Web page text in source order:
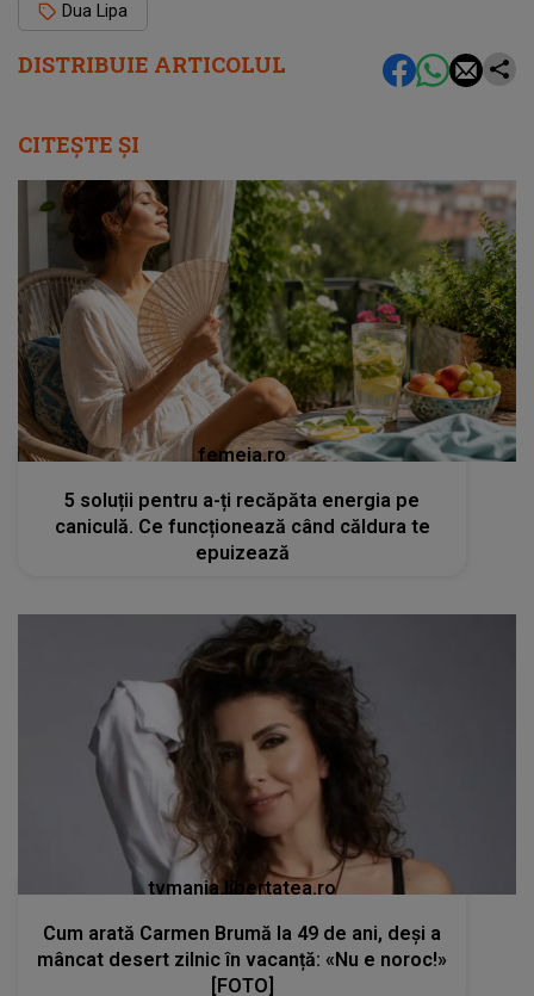
DISTRIBUIE ARTICOLUL
Dua Lipa
CITEȘTE ȘI
femeia.ro
5 soluții pentru a-ți recăpăta energia pe
caniculă. Ce funcționează când căldura te
epuizează
tvmania.libertatea.ro
Cum arată Carmen Brumă la 49 de ani, deși a
mâncat desert zilnic în vacanță: «Nu e noroc!»
[FOTO]